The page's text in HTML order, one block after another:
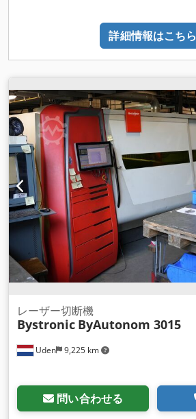
詳細情報はこちら
Uden 9,225 km
レーザー切断機
Bystronic ByAutonom 3015
問い合わせる